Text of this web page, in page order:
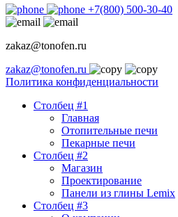
+7(800) 500-30-40
zakaz@tonofen.ru
zakaz@tonofen.ru
Политика конфиденциальности
Столбец #1
Главная
Отопительные печи
Пекарные печи
Столбец #2
Магазин
Проектирование
Панели из глины Lemix
Столбец #3